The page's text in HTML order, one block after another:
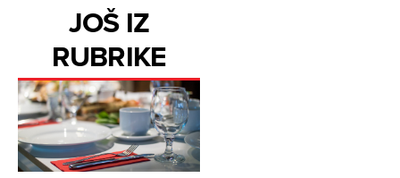
JOŠ IZ
RUBRIKE